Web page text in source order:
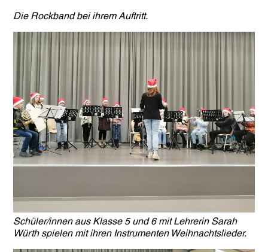
Die Rockband bei ihrem Auftritt.
Schüler/innen aus Klasse 5 und 6 mit Lehrerin Sarah
Würth spielen mit ihren Instrumenten Weihnachtslieder.